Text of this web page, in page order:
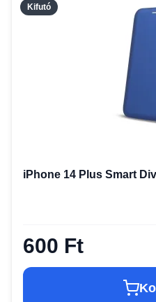
Kifutó
iPhone 14 Plus Smart
600 Ft